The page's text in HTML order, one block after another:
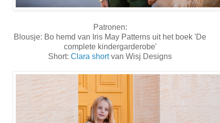
Patronen:
Blousje: Bo hemd van Iris May Patterns uit het boek 'De
complete kindergarderobe'
Short: Clara shortvan Wisj Designs